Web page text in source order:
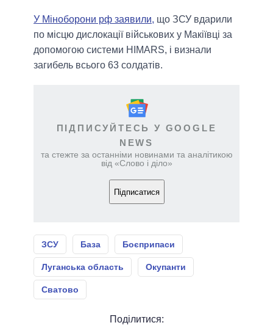
У Міноборони рф заявили, що ЗСУ вдарили
по місцю дислокації військових у Макіївці за
допомогою системи HIMARS, і визнали
загибель всього 63 солдатів.
ПІДПИСУЙТЕСЬ У GOOGLE
NEWS
та стежте за останніми новинами та аналітикою
від «Слово і діло»
Підписатися
ЗСУ База Боєприпаси
Луганська область Окупанти
Сватово
Поділитися: